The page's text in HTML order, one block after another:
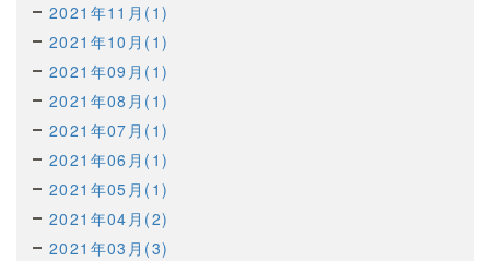
2021年11月(1)
2021年10月(1)
2021年09月(1)
2021年08月(1)
2021年07月(1)
2021年06月(1)
2021年05月(1)
2021年04月(2)
2021年03月(3)